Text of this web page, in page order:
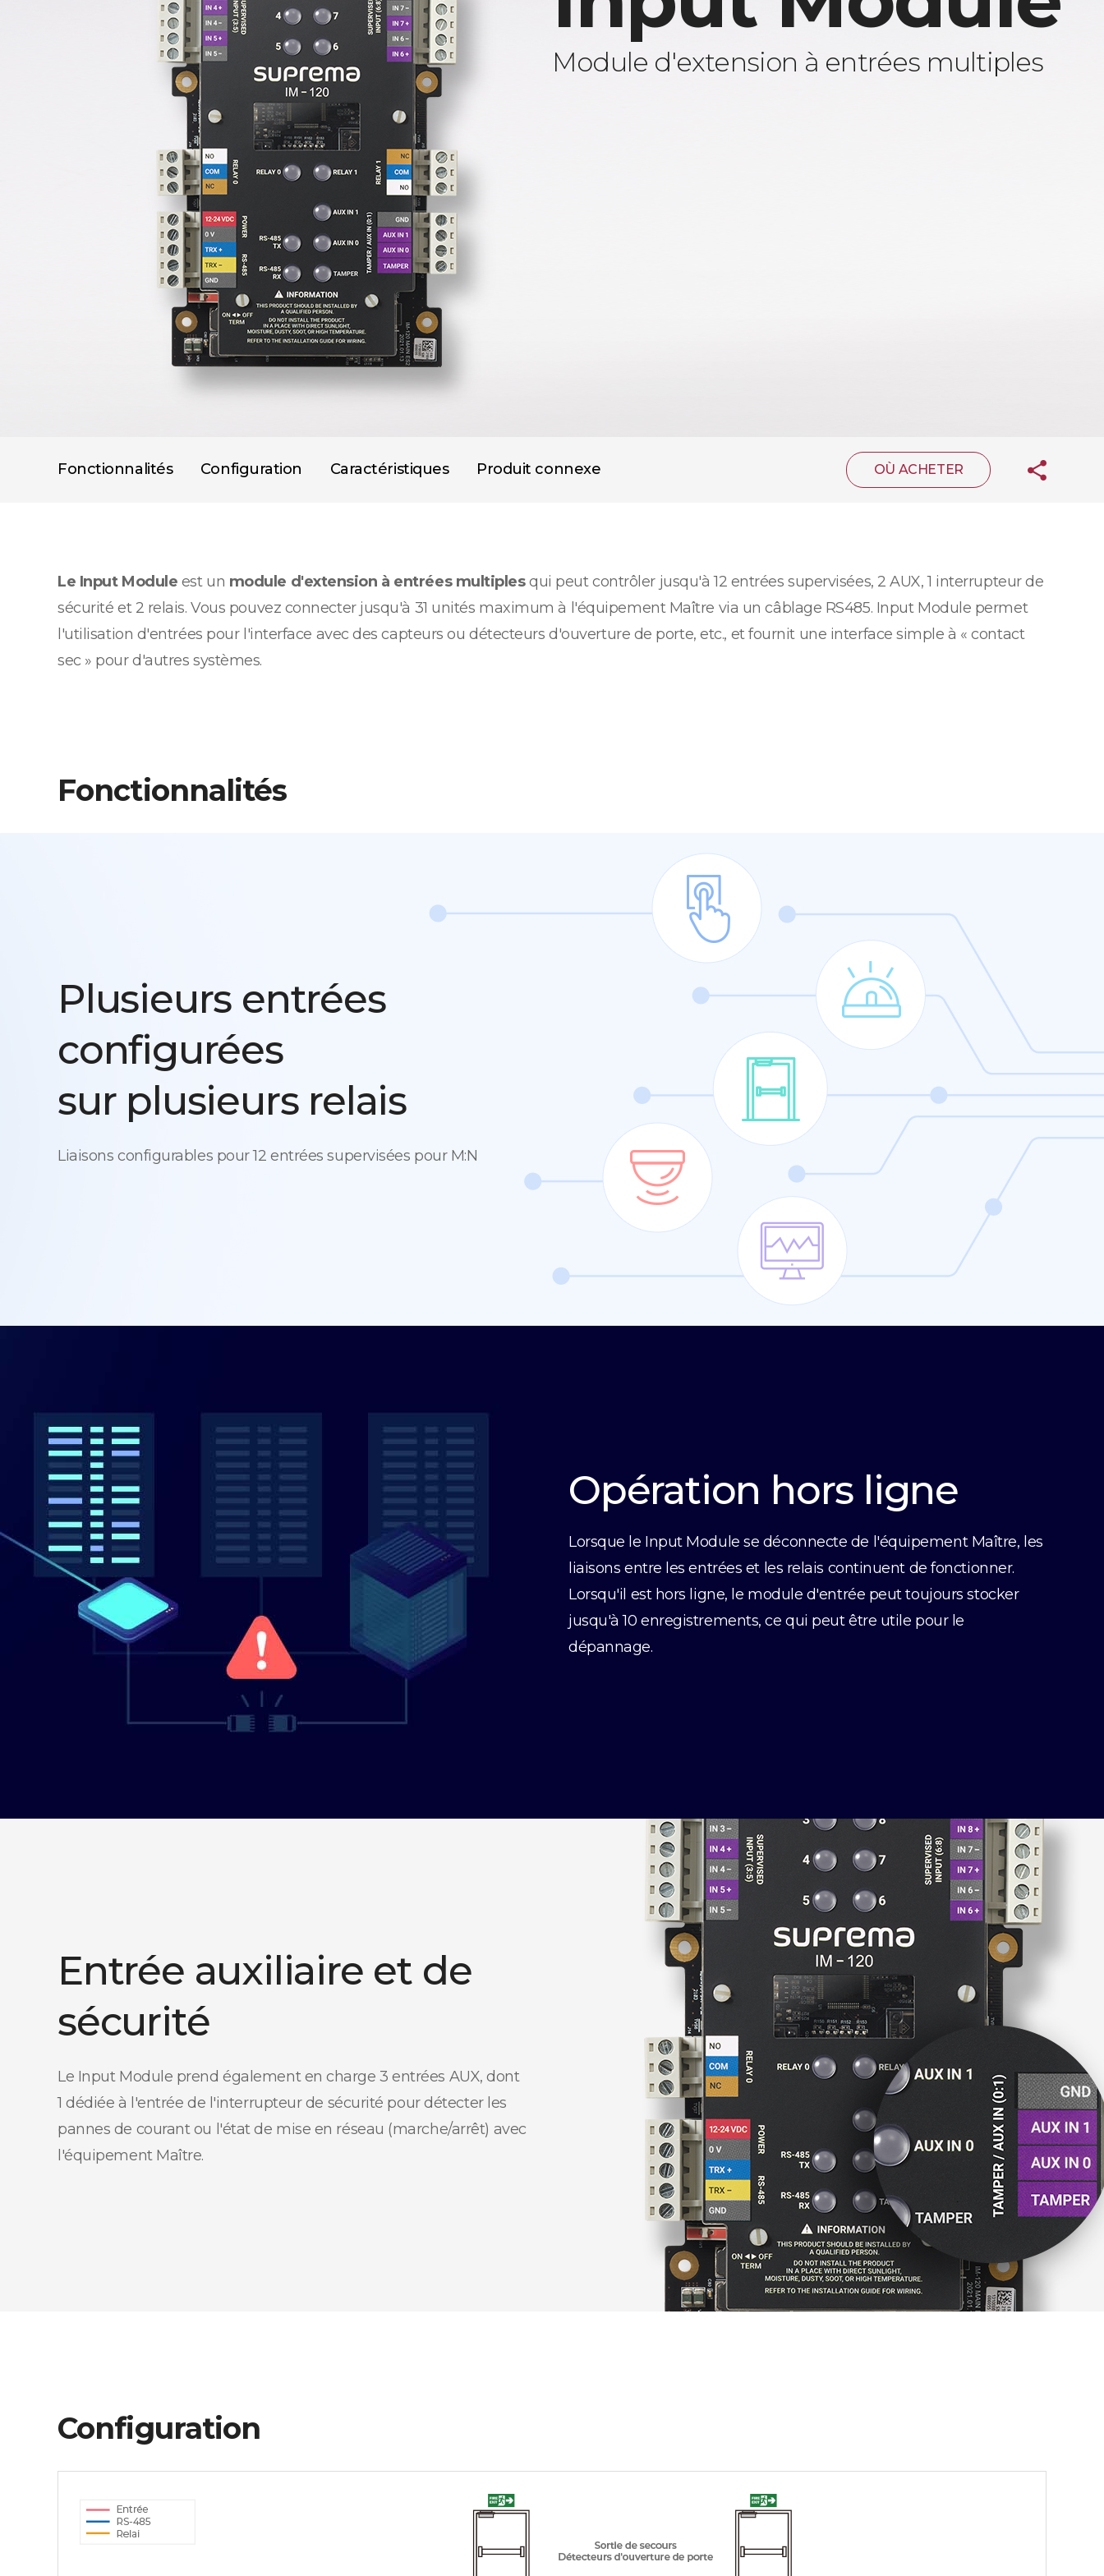
Module d'extension à entrées multiples
Fonctionnalités Configuration Caractéristiques Produit connexe OÙ ACHETER
Le Input Module est un module d'extension à entrées multiplesqui peut contrôler jusqu'à 12 entrées supervisées, 2 AUX, 1 interrupteur de
sécurité et 2 relais. Vous pouvez connecter jusqu'à 31 unités maximum à l'équipement Maître via un câblage RS485. Input Module permet
l'utilisation d'entrées pour l'interface avec des capteurs ou détecteurs d'ouverture de porte, etc., et fournit une interface simple à « contact
sec » pour d'autres systèmes.
Fonctionnalités
Plusieurs entrées
configurées
sur plusieurs relais
Liaisons configurables pour 12 entrées supervisées pour M:N
Opération hors ligne
Lorsque le Input Module se déconnecte de l'équipement Maître, les
liaisons entre les entrées et les relais continuent de fonctionner.
Lorsqu'il est hors ligne, le module d'entrée peut toujours stocker
jusqu'à 10 enregistrements, ce qui peut être utile pour le
dépannage.
Entrée auxiliaire et de
sécurité
Le Input Module prend également en charge 3 entrées AUX, dont
1 dédiée à l'entrée de l'interrupteur de sécurité pour détecter les
pannes de courant ou l'état de mise en réseau (marche/arrêt) avec
l'équipement Maître.
Configuration